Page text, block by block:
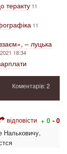
теракту 11
11
– луцька
18:34
Коментарів: 2
відповісти + 0 - 0
Нальковичу,